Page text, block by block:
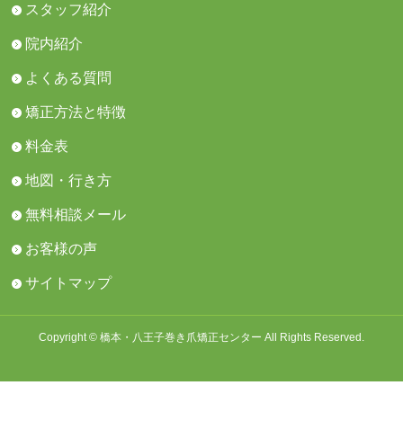
スタッフ紹介
院内紹介
よくある質問
矯正方法と特徴
料金表
地図・行き方
無料相談メール
お客様の声
サイトマップ
Copyright © 橋本・八王子巻き爪矯正センター All Rights Reserved.